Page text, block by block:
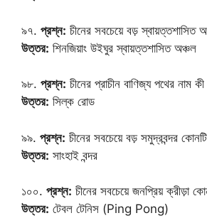
৯৭. প্রশ্ন: চীনের সবচেয়ে বড় স্বায়ত্তশাসিত
উত্তর: শিনজিয়াং উইঘুর স্বায়ত্তশাসিত অঞ্চল
৯৮. প্রশ্ন: চীনের প্রাচীন বাণিজ্য পথের নাম
উত্তর: সিল্ক রোড
৯৯. প্রশ্ন: চীনের সবচেয়ে বড় সমুদ্রবন্দর
উত্তর: সাংহাই বন্দর
১০০. প্রশ্ন: চীনের সবচেয়ে জনপ্রিয় ক্রীড়া
উত্তর: টেবল টেনিস (Ping Pong)